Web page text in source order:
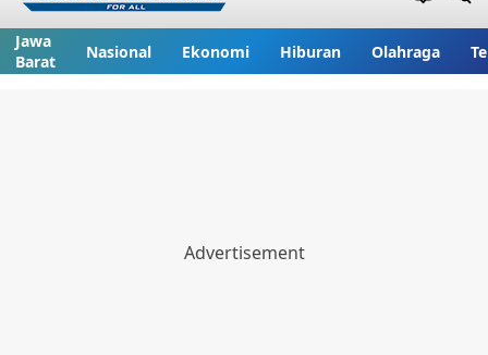
Jawa
Barat
Nasional Ekonomi Hiburan Olahraga